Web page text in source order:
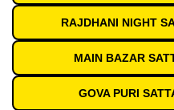
RAJDHANI NIGHT
MAIN BAZAR
GOVA PURI